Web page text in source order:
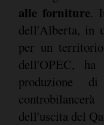
alle forniture.
dell'Alberta, in
per un
dell'OPEC, ha
produzione
dell'uscita del